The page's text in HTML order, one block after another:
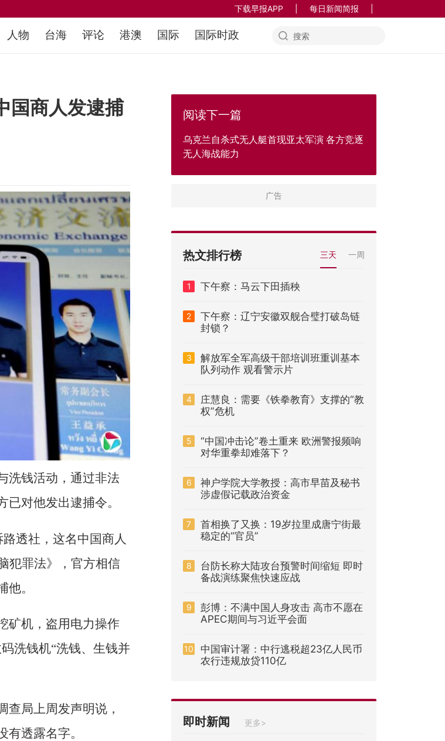
下载早报APP 每日新闻简报
人物 台海 评论 港澳 国际 国际时政
国商人发逮捕
洗钱活动，通过非法
对他发出逮捕令。
透社，这名中国商人
犯罪法》，官方相信
。
矿机，盗用电力操作
洗钱机“洗钱、生钱并
查局上周发声明说，
透露名字。
阅读下一篇
乌克兰自杀式无人艇首现亚太军演 各方竞逐
无人海战能力
热文排行榜 三天 一周
1 下午察：马云下田插秧
2
下午察：辽宁安徽双舰合璧打破岛链
封锁？
3
解放军全军高级干部培训班重训基本
队列动作 观看警示片
4
庄慧良：需要《铁拳教育》支撑的“教
权”危机
5
“中国冲击论”卷土重来 欧洲警报频响
对华重拳却难落下？
6
神户学院大学教授：高市早苗及秘书
涉虚假记载政治资金
7
首相换了又换：19岁拉里成唐宁街最
稳定的“官员”
8
台防长称大陆攻台预警时间缩短 即时
备战演练聚焦快速应战
9
彭博：不满中国人身攻击 高市不愿在
APEC期间与习近平会面
10
中国审计署：中行逃税超23亿人民币
农行违规放贷110亿
即时新闻 更多>